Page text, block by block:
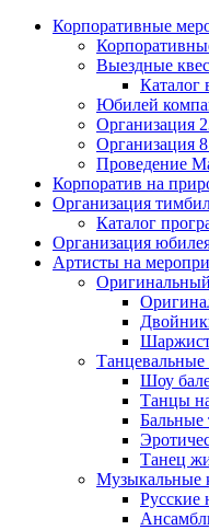
Корпоративные
Выездные
Каталог
Юбилей
Организация
Организация
Проведение
Корпоратив на
Организация
Каталог
Организация
Артисты на
Танцевальные
Шоу
Танцы
Бальные
Танец
Музыкальные
Русские